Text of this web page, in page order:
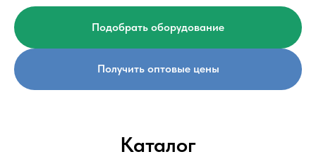
Подобрать оборудование
Получить оптовые цены
Каталог